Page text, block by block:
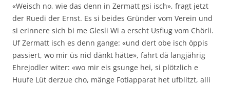
«Weisch no, wie das denn in Zermatt gsi isch», fragt jetzt
der Ruedi der Ernst. Es si beides Gründer vom Verein und
si erinnere sich bi me Glesli Wi a erscht Usflug vom Chörli.
Uf Zermatt isch es denn gange: «und dert obe isch öppis
passiert, wo mir üs nid dänkt hätte», fahrt dä langjährig
Ehrejodler witer: «wo mir eis gsunge hei, si plötzlich e
Huufe Lüt derzue cho, mänge Fotiapparat het ufblitzt, alli